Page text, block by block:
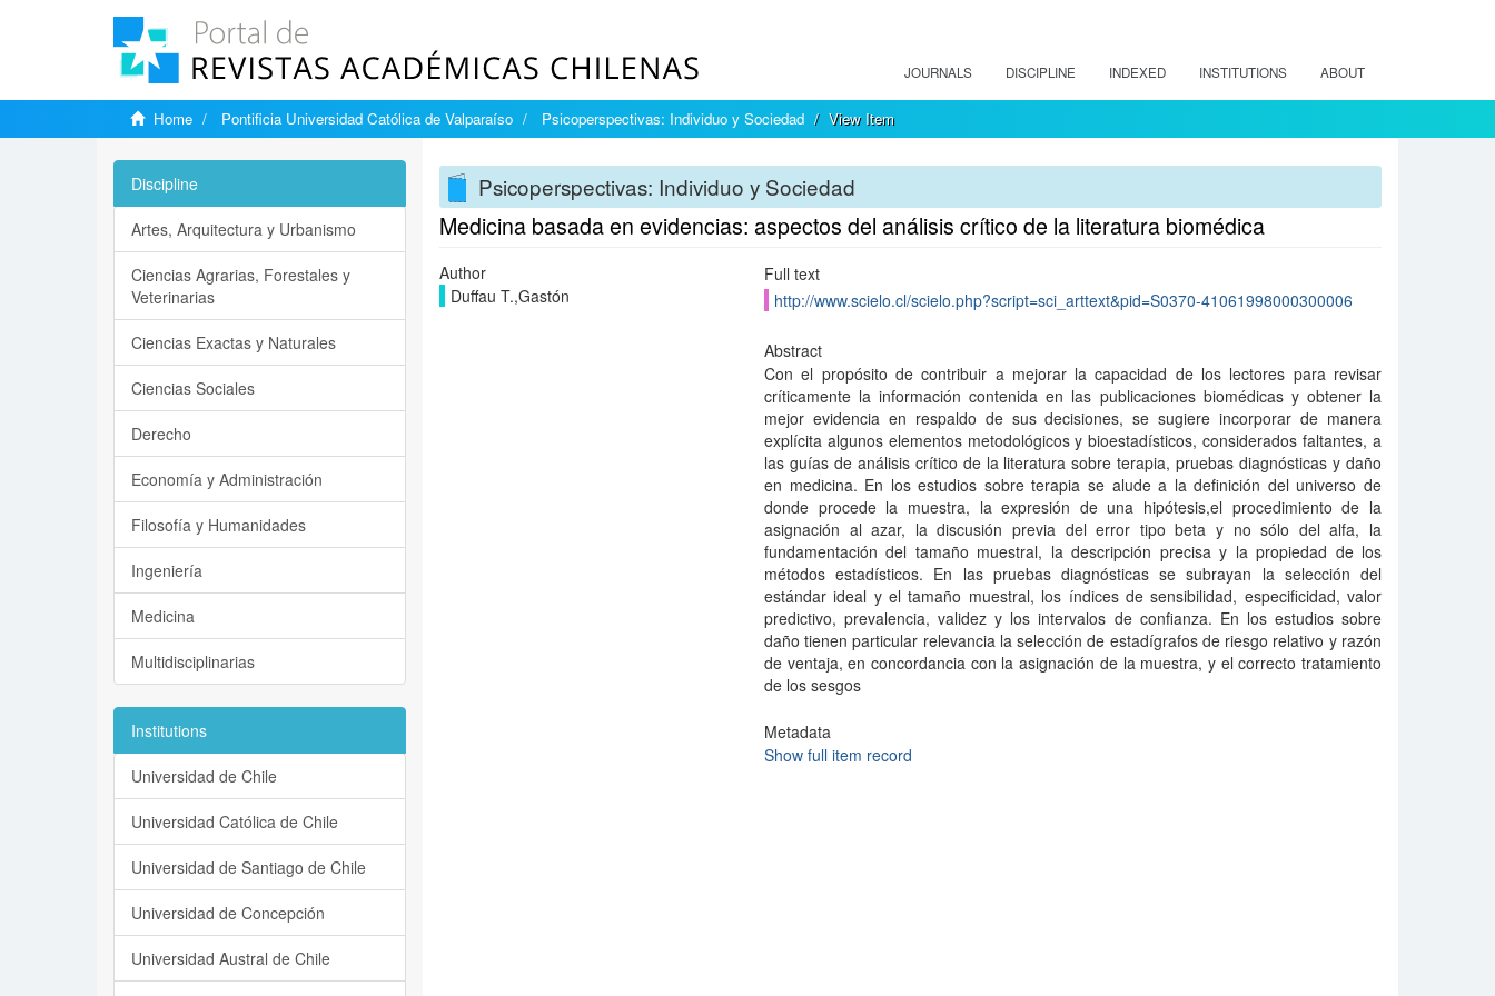
JOURNALS DISCIPLINE INDEXED INSTITUTIONS ABOUT
Home Pontificia Universidad Católica de Valparaíso Psicoperspectivas: Individuo y Sociedad View Item
Psicoperspectivas: Individuo y Sociedad
Medicina basada en evidencias: aspectos del análisis crítico de la literatura biomédica
Author
Duffau T.,Gastón
Full text
http://www.scielo.cl/scielo.php?script=sci_arttext&pid=S0370-41061998000300006
Abstract
Con el propósito de contribuir a mejorar la capacidad de los lectores para revisar
críticamente la información contenida en las publicaciones biomédicas y obtener la
mejor evidencia en respaldo de sus decisiones, se sugiere incorporar de manera
explícita algunos elementos metodológicos y bioestadísticos, considerados faltantes, a
las guías de análisis crítico de la literatura sobre terapia, pruebas diagnósticas y daño
en medicina. En los estudios sobre terapia se alude a la definición del universo de
donde procede la muestra, la expresión de una hipótesis,el procedimiento de la
asignación al azar, la discusión previa del error tipo beta y no sólo del alfa, la
fundamentación del tamaño muestral, la descripción precisa y la propiedad de los
métodos estadísticos. En las pruebas diagnósticas se subrayan la selección del
estándar ideal y el tamaño muestral, los índices de sensibilidad, especificidad, valor
predictivo, prevalencia, validez y los intervalos de confianza. En los estudios sobre
daño tienen particular relevancia la selección de estadígrafos de riesgo relativo y razón
de ventaja, en concordancia con la asignación de la muestra, y el correcto tratamiento
de los sesgos
Metadata
Show full item record
Discipline
Artes, Arquitectura y Urbanismo
Ciencias Agrarias, Forestales y
Veterinarias
Ciencias Exactas y Naturales
Ciencias Sociales
Derecho
Economía y Administración
Filosofía y Humanidades
Ingeniería
Medicina
Multidisciplinarias
Institutions
Universidad de Chile
Universidad Católica de Chile
Universidad de Santiago de Chile
Universidad de Concepción
Universidad Austral de Chile